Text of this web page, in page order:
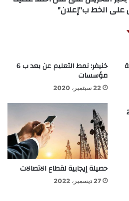
خنيفر: نمط التعليم عن بعد ب 6
مؤسسات
22 سبتمبر، 2020
223
حصيلة إيجابية لقطاع الاتصالات
27 ديسمبر، 2022